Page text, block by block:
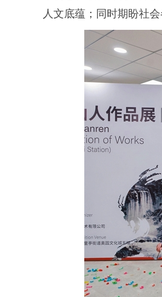
人文底蕴；同时期盼社